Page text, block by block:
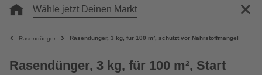
Wähle jetzt Deinen Markt
Rasendünger Rasendünger, 3 kg, für 100 m², schützt vor Nährstoffmangel
Rasendünger, 3 kg, für 100 m², Start